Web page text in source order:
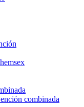
combinada